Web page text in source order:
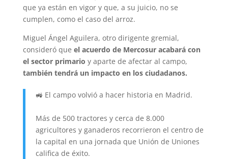
que ya están en vigor y que, a su juicio, no se
cumplen, como el caso del arroz.
Miguel Ángel Aguilera, otro dirigente gremial,
consideró que el acuerdo de Mercosur acabará con
el sector primario y aparte de afectar al campo,
también tendrá un impacto en los ciudadanos.
🚜 El campo volvió a hacer historia en Madrid.
Más de 500 tractores y cerca de 8.000
agricultores y ganaderos recorrieron el centro de
la capital en una jornada que Unión de Uniones
califica de éxito.